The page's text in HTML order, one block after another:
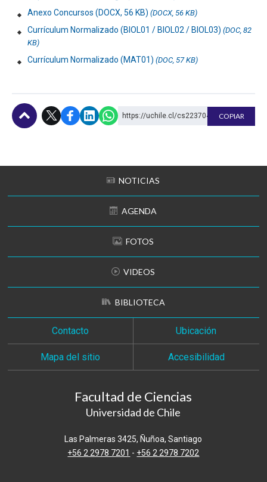
Anexo Concursos (DOCX, 56 KB) (DOCX, 56 KB)
Currículum Normalizado (BIOL01 / BIOL02 / BIOL03) (DOC, 82
KB)
Currículum Normalizado (MAT01) (DOC, 57 KB)
https://uchile.cl/cs223704 COPIAR
NOTICIAS
AGENDA
FOTOS
VIDEOS
BIBLIOTECA
Contacto Ubicación
Mapa del sitio Accesibilidad
Facultad de Ciencias
Universidad de Chile
Las Palmeras 3425, Ñuñoa, Santiago
+56 2 2978 7201 - +56 2 2978 7202